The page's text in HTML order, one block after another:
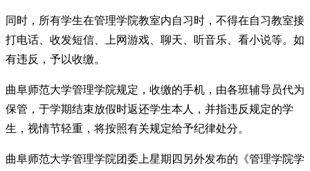
同时，所有学生在管理学院教室内自习时，不得在自习教室接
打电话、收发短信、上网游戏、聊天、听音乐、看小说等。如
有违反，予以收缴。
曲阜师范大学管理学院规定，收缴的手机，由各班辅导员代为
保管，于学期结束放假时返还学生本人，并指违反规定的学
生，视情节轻重，将按照有关规定给予纪律处分。
曲阜师范大学管理学院团委上星期四另外发布的《管理学院学